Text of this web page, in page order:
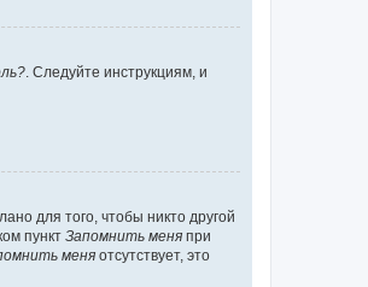
. Следуйте инструкциям, и
для того, чтобы никто другой
пункт Запомнить меня при
меня отсутствует, это